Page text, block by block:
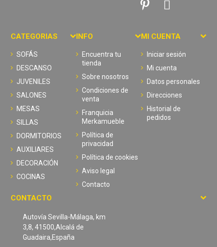
CATEGORIAS
SOFÁS
DESCANSO
JUVENILES
SALONES
MESAS
SILLAS
DORMITORIOS
AUXILIARES
DECORACIÓN
COCINAS
INFO
Encuentra tu
tienda
Sobre nosotros
Condiciones de
venta
Franquicia
Merkamueble
Política de
privacidad
Política de cookies
Aviso legal
Contacto
MI CUENTA
Iniciar sesión
Mi cuenta
Datos personales
Direcciones
Historial de
pedidos
CONTACTO
Autovía Sevilla-Málaga, km
3,8, 41500,Alcalá de
Guadaira,España